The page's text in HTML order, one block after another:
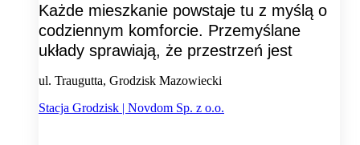
Każde mieszkanie powstaje tu z myślą o
codziennym komforcie. Przemyślane
układy sprawiają, że przestrzeń jest
ul. Traugutta, Grodzisk Mazowiecki
Stacja Grodzisk | Novdom Sp. z o.o.